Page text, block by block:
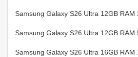
Samsung Galaxy S26 Ultra 12GB RAM
Samsung Galaxy S26 Ultra 12GB RAM
Samsung Galaxy S26 Ultra 16GB RAM